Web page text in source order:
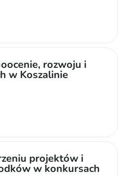
rozwoju i
w Koszalinie
projektów i
w konkursach